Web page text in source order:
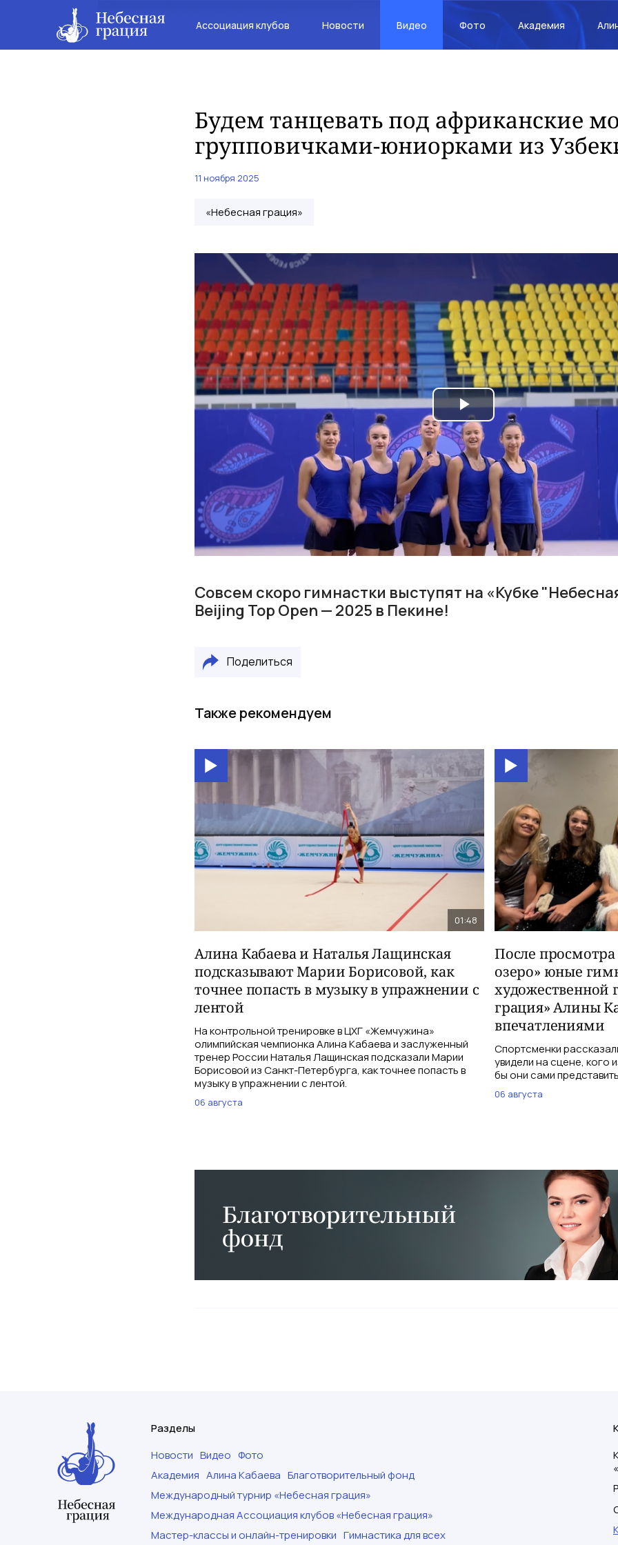
Ассоциация клубов Новости Видео Фото Академия
Будем танцевать под африканские
групповичками-юниорками из
11 ноября 2025
«Небесная грация»
Play
Video
Совсем скоро гимнастки выступят на «Кубке
Beijing Top Open — 2025 в Пекине!
Поделиться
Также рекомендуем
01:48
Алина Кабаева и Наталья Лащинская
подсказывают Марии Борисовой, как
точнее попасть в музыку в упражнении с
лентой
На контрольной тренировке в ЦХГ «Жемчужина»
олимпийская чемпионка Алина Кабаева и заслуженный
тренер России Наталья Лащинская подсказали Марии
Борисовой из Санкт-Петербурга, как точнее попасть в
музыку в упражнении с лентой.
06 августа
После просмотра
озеро» юные
художественной
грация» Алины
впечатлениями
Спортсменки
увидели на сцене, кого
бы они сами
06 августа
Разделы
Новости Видео Фото
Академия Алина Кабаева Благотворительный фонд
Международный турнир «Небесная грация»
Международная Ассоциация клубов «Небесная грация»
Мастер-классы и онлайн-тренировки Гимнастика для всех